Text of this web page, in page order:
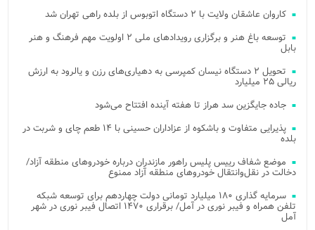
کاروان عاشقان ولایت با ۲ دستگاه اتوبوس از بلده راهی تهران شد
توسعه باغ هنر و برگزاری رویدادهای ملی ۲ اولویت مهم فرهنگ و هنر
بابل
تحویل ۲ دستگاه نیسان کمپرسی به دهیاری‌های رزن و یالرود به ارزش
ریالی ۲۵ میلیارد
جاده جایگزین سد هراز تا هفته آینده افتتاح می‌شود
پذیرایی متفاوت و باشکوه از عزاداران حسینی با ۱۴ طعم چای و شربت در
بلده
موضع شفاف رییس پلیس راهور مازندران درباره خودروهای منطقه آزاد/
دخالت در نقل‌وانتقال خودروهای منطقه آزاد ممنوع
سرمایه گذاری ۱۸۰ میلیارد تومانی دولت چهاردهم برای توسعه شبکه
تلفن همراه و فیبر نوری در آمل/ برقراری ۱۴۷۰ اتصال فیبر نوری در شهر
آمل